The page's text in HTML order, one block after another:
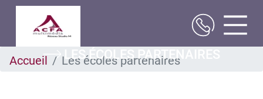
au
LES ÉCOLES PARTENAIRES
Accueil Les écoles partenaires